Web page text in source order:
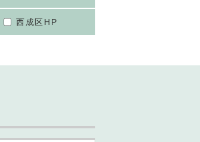
西成区HP